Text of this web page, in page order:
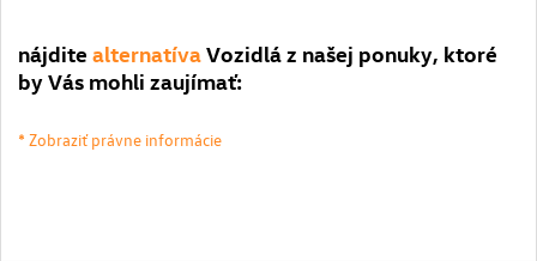
nájdite alternatívaVozidlá z našej ponuky, ktoré
by Vás mohli zaujímať:
* Zobraziť právne informácie